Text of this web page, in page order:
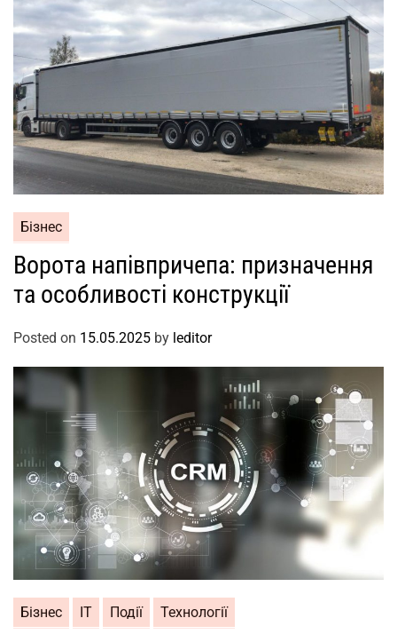
Бізнес
Ворота напівпричепа: призначення
та особливості конструкції
Posted on 15.05.2025 by leditor
Бізнес ІТ Події Технології